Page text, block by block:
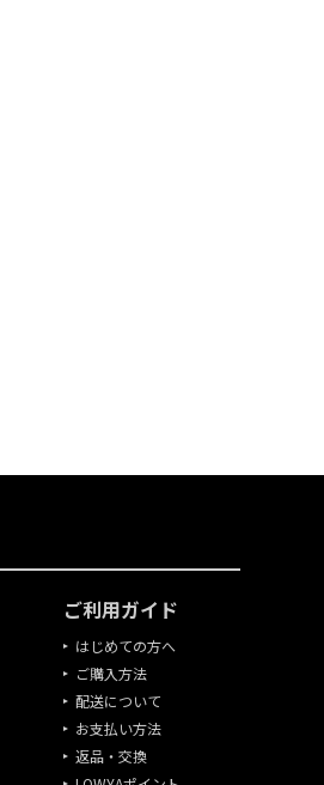
ご利用ガイド
はじめての方へ
ご購入方法
配送について
お支払い方法
返品・交換